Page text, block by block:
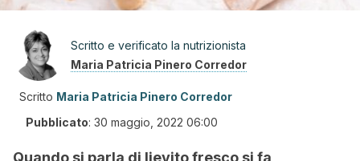
Scritto e verificato la nutrizionista
Maria Patricia Pinero Corredor
Scritto Maria Patricia Pinero Corredor
Pubblicato: 30 maggio, 2022 06:00
Quando si parla di lievito fresco si fa